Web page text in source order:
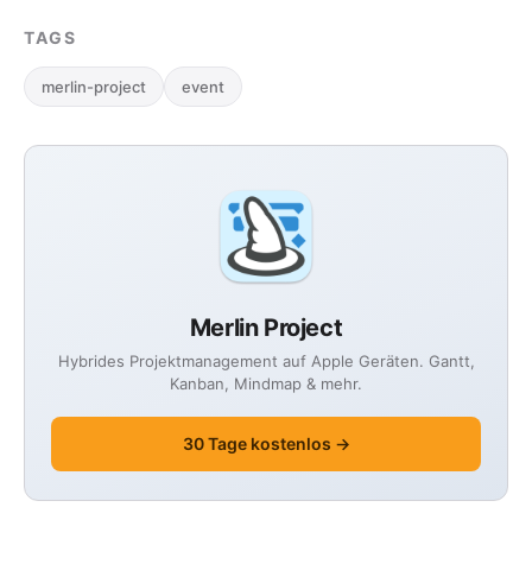
Merlin Project
Hybrides Projektmanagement auf Apple Geräten. Gantt,
Kanban, Mindmap & mehr.
30 Tage kostenlos →
TAGS
merlin-project event